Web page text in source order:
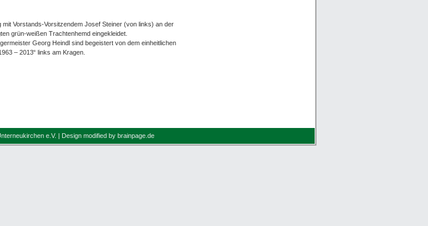
Vorstands-Vorsitzendem Josef Steiner (von links) an der
grün-weißen Trachtenhemd eingekleidet.
Georg Heindl sind begeistert von dem einheitlichen
– 2013“ links am Kragen.
e.V. | Design modified by brainpage.de